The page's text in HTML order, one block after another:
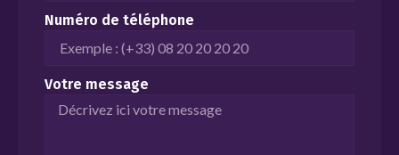
Numéro de téléphone
Votre message